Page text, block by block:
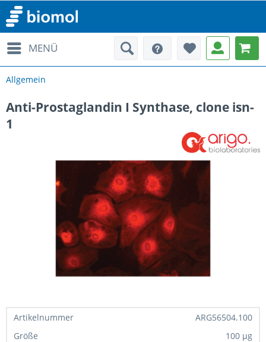
MENÜ
Allgemein
Anti-Prostaglandin I Synthase, clone isn-
1
ARG56504.100
100 µg